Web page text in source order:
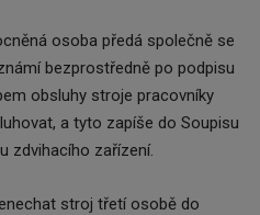
osoba předá společně se
bezprostředně po podpisu
obsluhy stroje pracovníky
a tyto zapíše do Soupisu
zdvihacího zařízení.
stroj třetí osobě do